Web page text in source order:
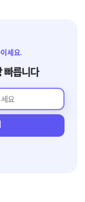
세요.
빠릅니다